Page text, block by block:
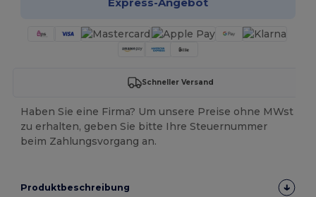
Schneller Versand
Haben Sie eine Firma? Um unsere Preise ohne MWst
zu erhalten, geben Sie bitte Ihre Steuernummer
beim Zahlungsvorgang an.
Produktbeschreibung